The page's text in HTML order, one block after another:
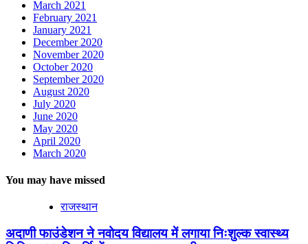
March 2021
February 2021
January 2021
December 2020
November 2020
October 2020
September 2020
August 2020
July 2020
June 2020
May 2020
April 2020
March 2020
You may have missed
राजस्थान
अदाणी फाउंडेशन ने नवोदय विद्यालय में लगाया निःशुल्क स्वास्थ्य